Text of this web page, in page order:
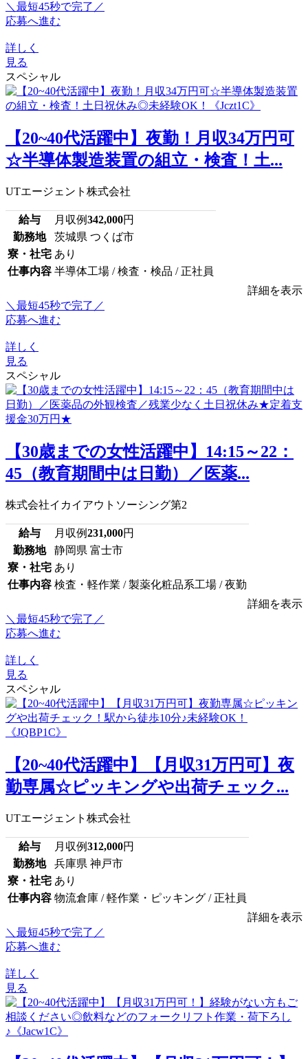
＼最短45秒で完了／
応募へ進む
詳しく
見る
スペシャル
【20~40代活躍中】夜勤！月収34万円可
☆半導体製造装置の組立・検査！土...
UTエージェント株式会社
給与 月収例342,000円
勤務地
茨城県 つくば市
寮・社宅 あり
仕事内容 半導体工場 / 検査・検品 / 正社員
詳細を表示
＼最短45秒で完了／
応募へ進む
詳しく
見る
スペシャル
【30歳までの女性活躍中】14:15～22：
45（教育期間中は日勤）／医薬...
株式会社イカイアウトソーシング第2
給与 月収例231,000円
勤務地
静岡県 富士市
寮・社宅 あり
仕事内容 検査・軽作業 / 製薬化粧品系工場 / 夜勤
詳細を表示
＼最短45秒で完了／
応募へ進む
詳しく
見る
スペシャル
【20~40代活躍中】【月収31万円可】夜
勤専属☆ピッキングや出荷チェック...
UTエージェント株式会社
給与 月収例312,000円
勤務地
兵庫県 神戸市
寮・社宅 あり
仕事内容 物流倉庫 / 軽作業・ピッキング / 正社員
詳細を表示
＼最短45秒で完了／
応募へ進む
詳しく
見る